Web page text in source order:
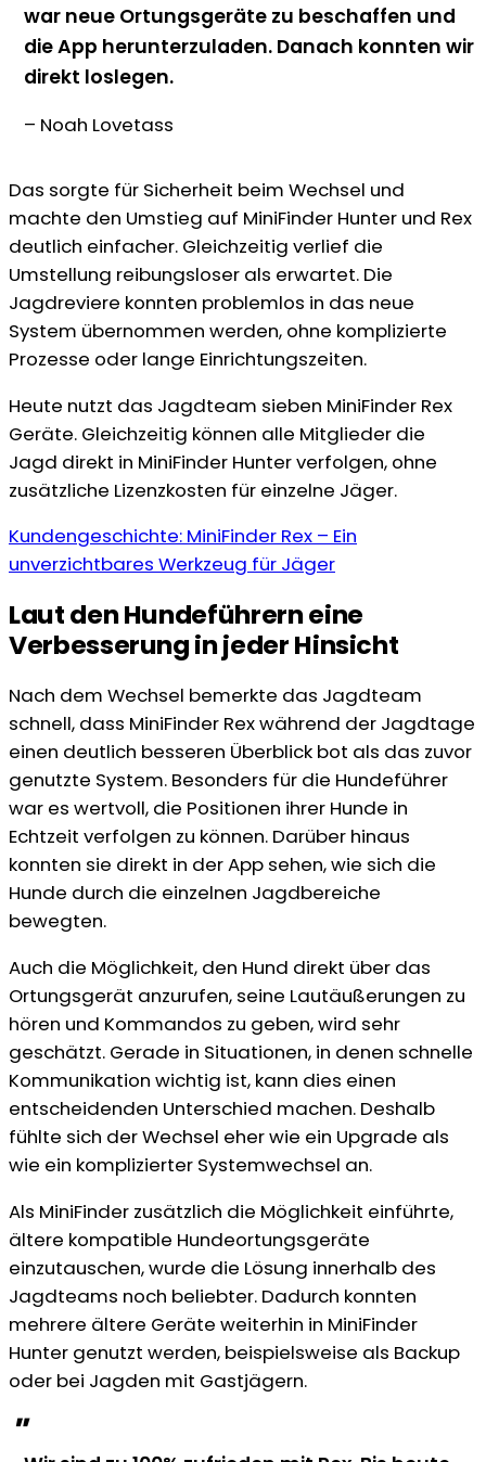
war neue Ortungsgeräte zu beschaffen und
die App herunterzuladen. Danach konnten wir
direkt loslegen.
– Noah Lovetass
Das sorgte für Sicherheit beim Wechsel und
machte den Umstieg auf MiniFinder Hunter und Rex
deutlich einfacher. Gleichzeitig verlief die
Umstellung reibungsloser als erwartet. Die
Jagdreviere konnten problemlos in das neue
System übernommen werden, ohne komplizierte
Prozesse oder lange Einrichtungszeiten.
Heute nutzt das Jagdteam sieben MiniFinder Rex
Geräte. Gleichzeitig können alle Mitglieder die
Jagd direkt in MiniFinder Hunter verfolgen, ohne
zusätzliche Lizenzkosten für einzelne Jäger.
Kundengeschichte: MiniFinder Rex – Ein
unverzichtbares Werkzeug für Jäger
Laut den Hundeführern eine
Verbesserung in jeder Hinsicht
Nach dem Wechsel bemerkte das Jagdteam
schnell, dass MiniFinder Rex während der Jagdtage
einen deutlich besseren Überblick bot als das zuvor
genutzte System. Besonders für die Hundeführer
war es wertvoll, die Positionen ihrer Hunde in
Echtzeit verfolgen zu können. Darüber hinaus
konnten sie direkt in der App sehen, wie sich die
Hunde durch die einzelnen Jagdbereiche
bewegten.
Auch die Möglichkeit, den Hund direkt über das
Ortungsgerät anzurufen, seine Lautäußerungen zu
hören und Kommandos zu geben, wird sehr
geschätzt. Gerade in Situationen, in denen schnelle
Kommunikation wichtig ist, kann dies einen
entscheidenden Unterschied machen. Deshalb
fühlte sich der Wechsel eher wie ein Upgrade als
wie ein komplizierter Systemwechsel an.
Als MiniFinder zusätzlich die Möglichkeit einführte,
ältere kompatible Hundeortungsgeräte
einzutauschen, wurde die Lösung innerhalb des
Jagdteams noch beliebter. Dadurch konnten
mehrere ältere Geräte weiterhin in MiniFinder
Hunter genutzt werden, beispielsweise als Backup
oder bei Jagden mit Gastjägern.
"